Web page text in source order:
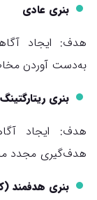
بنری عادی
هدف: ایجاد
به‌دست آوردن
بنری ریتارگتینگ
هدف: ایجاد
هدف‌گیری مجدد
بنری هدفمند